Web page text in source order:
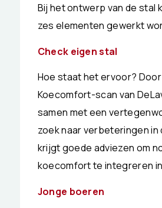
Bij het ontwerp van de stal
zes elementen gewerkt
Check eigen stal
Hoe staat het ervoor? Door
Koecomfort-scan van
samen met een
zoek naar verbeteringen in
krijgt goede adviezen om
koecomfort te integreren
Jonge boeren